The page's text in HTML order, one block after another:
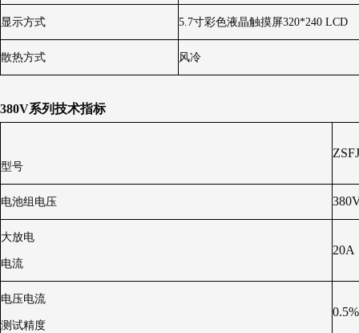
显示方式 5.7寸彩色液晶触摸屏320*240 LCD
散热方式 风冷
380V系列技术指标
型号
电池组电压
大放电
电流
20A
电压电流
测试精度